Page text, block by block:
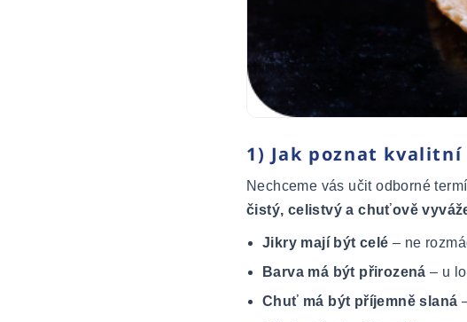
1) Jak poznat
Nechceme vás učit odborné
čistý, celistvý a chuťově
Jikry mají být celé – ne
Barva má být přirozená – u
Chuť má být příjemně slaná